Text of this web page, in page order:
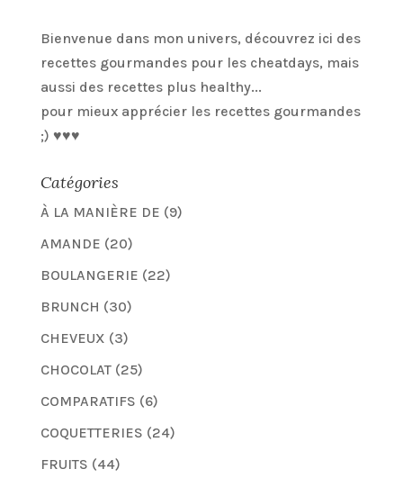
Bienvenue dans mon univers, découvrez ici des
recettes gourmandes pour les cheatdays, mais
aussi des recettes plus healthy...
pour mieux apprécier les recettes gourmandes
;) ♥♥♥
Catégories
À LA MANIÈRE DE (9)
AMANDE (20)
BOULANGERIE (22)
BRUNCH (30)
CHEVEUX (3)
CHOCOLAT(25)
COMPARATIFS (6)
COQUETTERIES (24)
FRUITS (44)